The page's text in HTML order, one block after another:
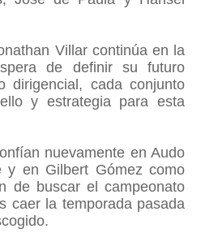
Villar continúa en la
de definir su futuro
dirigencial, cada conjunto
y estrategia para esta
nuevamente en Audo
y en Gilbert Gómez como
de buscar el campeonato
caer la temporada pasada